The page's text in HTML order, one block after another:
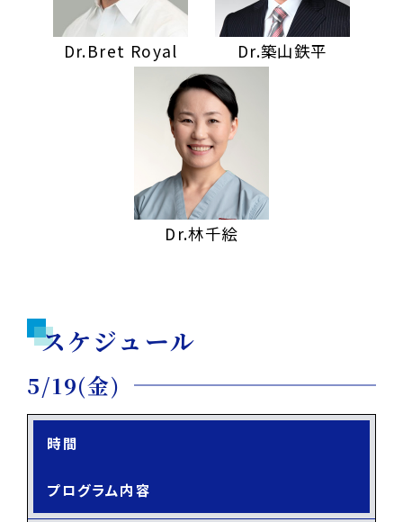
Dr.Bret Royal Dr.築山鉄平
Dr.林千絵
スケジュール
5/19(金)
時間
プログラム内容